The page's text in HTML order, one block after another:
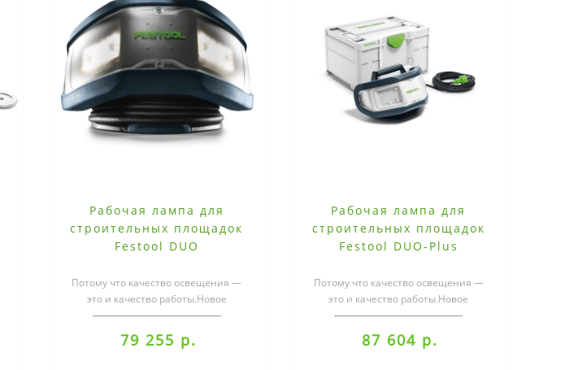
Рабочая лампа для
строительных площадок
Festool DUO
Потому что качество освещения —
это и качество работы.Новое
поколение осветительных приборов:
больша..
79 255 р.
Рабочая лампа для
строительных площадок
Festool DUO-Plus
Потому что качество освещения —
это и качество работы.Новое
поколение осветительных приборов:
больша..
87 604 р.